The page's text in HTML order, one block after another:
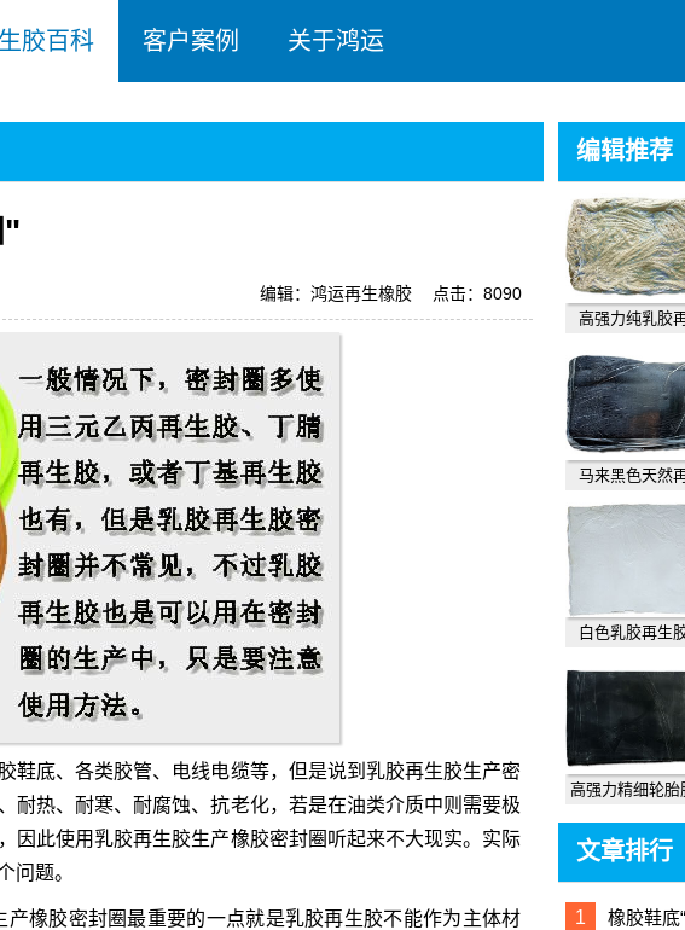
胶百科 客户案例 关于鸿运
"
点击：8090
编辑：鸿运再生橡胶
鞋底、各类胶管、电线电缆等，但是说到乳胶再生胶生产密
耐热、耐寒、耐腐蚀、抗老化，若是在油类介质中则需要极
因此使用乳胶再生胶生产橡胶密封圈听起来不大现实。实际
问题。
橡胶密封圈最重要的一点就是乳胶再生胶不能作为主体材
编辑推荐
高强力纯乳胶
马来黑色天然
白色乳胶再生
高强力精细轮胎
文章排行
1 橡胶鞋底